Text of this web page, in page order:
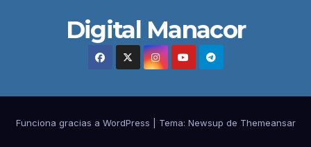
Digital Manacor
Funciona gracias a WordPress Tema: Newsup de Themeansar